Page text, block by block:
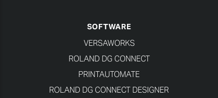
SOFTWARE
VERSAWORKS
ROLAND DG CONNECT
PRINTAUTOMATE
ROLAND DG CONNECT DESIGNER